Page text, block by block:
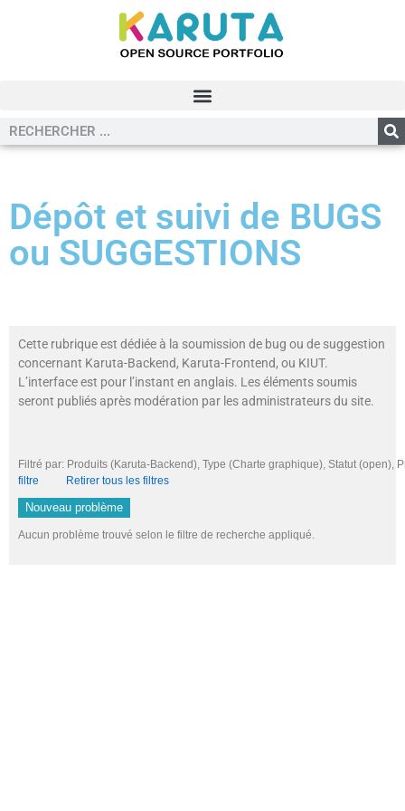
Dépôt et suivi de BUGS
ou SUGGESTIONS
Cette rubrique est dédiée à la soumission de bug ou de suggestion
concernant Karuta-Backend, Karuta-Frontend, ou KIUT.
L’interface est pour l’instant en anglais. Les éléments soumis
seront publiés après modération par les administrateurs du site.
Filtré par: Produits (Karuta-Backend), Type (Charte graphique), Statut
filtre
Retirer tous les filtres
Nouveau problème
Aucun problème trouvé selon le filtre de recherche appliqué.